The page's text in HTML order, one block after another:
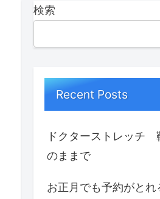
検索
Recent Posts
ドクターストレッチ
のままで
お正月でも予約がとれ